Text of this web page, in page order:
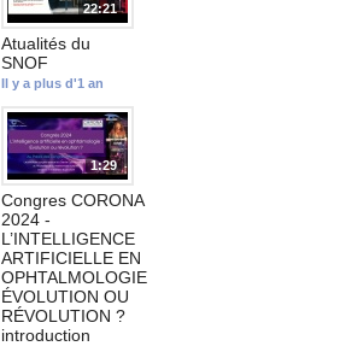
22:21
Atualités du
SNOF
Il y a plus d'1 an
1:29
Congres CORONA
2024 -
L’INTELLIGENCE
ARTIFICIELLE EN
OPHTALMOLOGIE
ÉVOLUTION OU
RÉVOLUTION ?
introduction